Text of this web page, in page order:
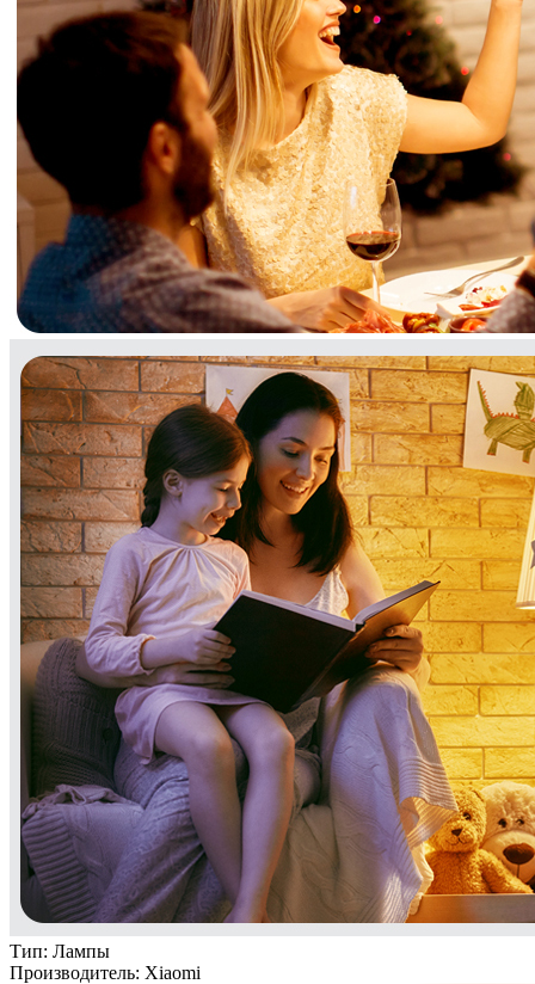
Тип: Лампы
Производитель: Xiaomi